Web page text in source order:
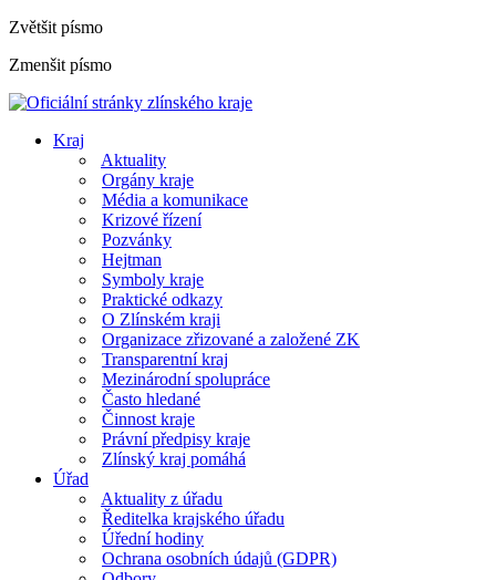
Zvětšit písmo
Zmenšit písmo
Kraj
Aktuality
Orgány kraje
Média a komunikace
Krizové řízení
Pozvánky
Hejtman
Symboly kraje
Praktické odkazy
O Zlínském kraji
Organizace zřizované a založené ZK
Transparentní kraj
Mezinárodní spolupráce
Často hledané
Činnost kraje
Právní předpisy kraje
Zlínský kraj pomáhá
Úřad
Aktuality z úřadu
Ředitelka krajského úřadu
Úřední hodiny
Ochrana osobních údajů (GDPR)